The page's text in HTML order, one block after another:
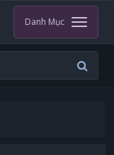
Danh Mục